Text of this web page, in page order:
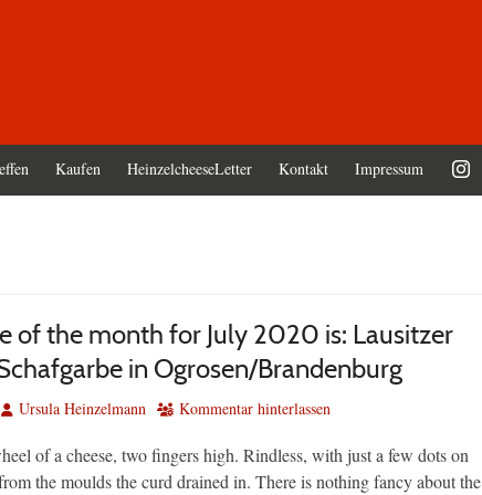
Kaufen HeinzelcheeseLetter Kontakt Impressum
of the month for July 2020 is: Lausitzer
in Ogrosen/Brandenburg
AutorUrsula Heinzelmann Kommentar hinterlassen
of a cheese, two fingers high. Rindless, with just a few dots on
the moulds the curd drained in. There is nothing fancy about the